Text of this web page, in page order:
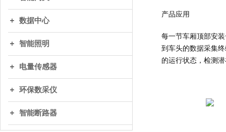
数据中心
智能照明
电量传感器
环保数采仪
智能断路器
产品应用
每一节车厢顶部安
到车头的数据采集
的运行状态，检测